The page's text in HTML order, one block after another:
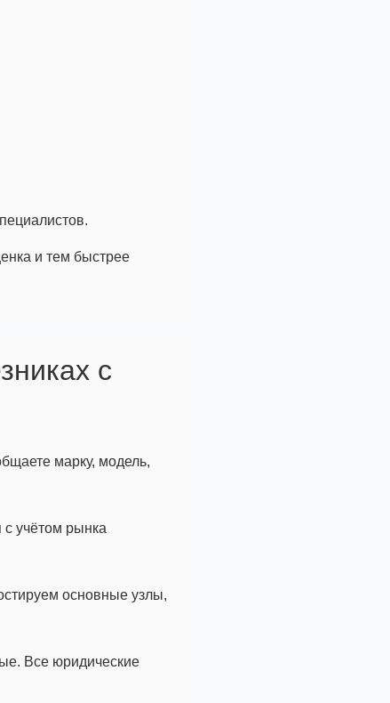
и тем быстрее
с
марку, модель,
учётом рынка
основные узлы,
Все юридические